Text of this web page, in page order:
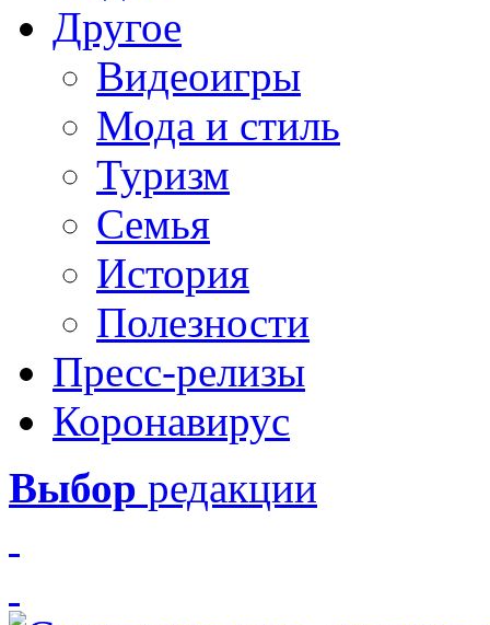
Другое
Видеоигры
Мода и стиль
Туризм
Семья
История
Полезности
Пресс-релизы
Коронавирус
Выбор редакции